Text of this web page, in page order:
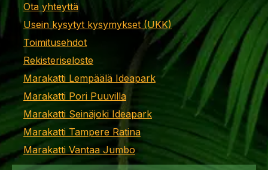
Ota yhteyttä
Usein kysytyt kysymykset (UKK)
Toimitusehdot
Rekisteriseloste
Marakatti Lempäälä Ideapark
Marakatti Pori Puuvilla
Marakatti Seinäjoki Ideapark
Marakatti Tampere Ratina
Marakatti Vantaa Jumbo